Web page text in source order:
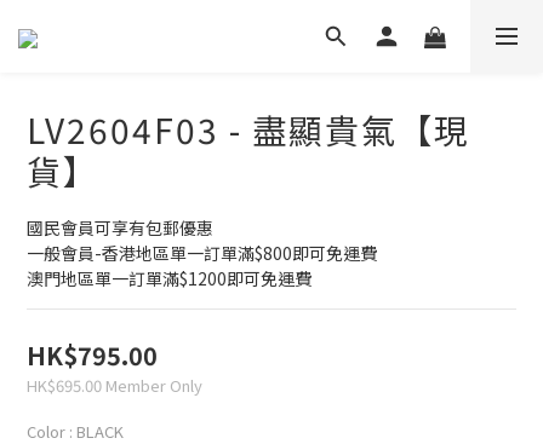
LV2604F03 - 盡顯貴氣【現
貨】
國民會員可享有包郵優惠
一般會員-香港地區單一訂單滿$800即可免運費
澳門地區單一訂單滿$1200即可免運費
HK$795.00
HK$695.00 Member Only
Color : BLACK